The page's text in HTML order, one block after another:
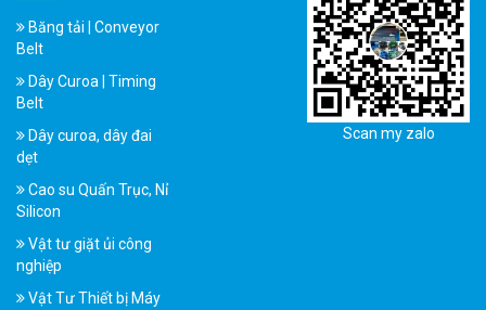
Băng tải | Conveyor
Belt
Dây Curoa | Timing
Belt
Dây curoa, dây đai
dẹt
Cao su Quấn Trục, Nỉ
Silicon
Vật tư giặt ủi công
nghiệp
Vật Tư Thiết bị Máy
Scan my zalo